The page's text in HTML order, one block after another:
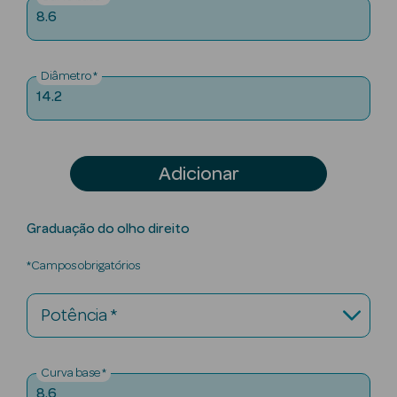
Solares
8.6
Diâmetro *
14.2
Adicionar
Graduação do olho direito
*Campos obrigatórios
Potência *
Curva base *
8.6